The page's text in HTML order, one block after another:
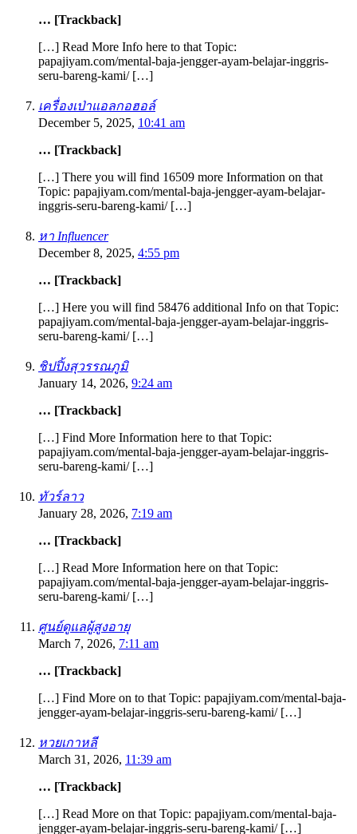
… [Trackback]
[…] Read More Info here to that Topic:
papajiyam.com/mental-baja-jengger-ayam-belajar-inggris-
seru-bareng-kami/ […]
เครื่องเป่าแอลกอฮอล์
December 5, 2025, 10:41 am
… [Trackback]
[…] There you will find 16509 more Information on that
Topic: papajiyam.com/mental-baja-jengger-ayam-belajar-
inggris-seru-bareng-kami/ […]
หา Influencer
December 8, 2025, 4:55 pm
… [Trackback]
[…] Here you will find 58476 additional Info on that Topic:
papajiyam.com/mental-baja-jengger-ayam-belajar-inggris-
seru-bareng-kami/ […]
ชิปปิ้งสุวรรณภูมิ
January 14, 2026, 9:24 am
… [Trackback]
[…] Find More Information here to that Topic:
papajiyam.com/mental-baja-jengger-ayam-belajar-inggris-
seru-bareng-kami/ […]
ทัวร์ลาว
January 28, 2026, 7:19 am
… [Trackback]
[…] Read More Information here on that Topic:
papajiyam.com/mental-baja-jengger-ayam-belajar-inggris-
seru-bareng-kami/ […]
ศูนย์ดูแลผู้สูงอายุ
March 7, 2026, 7:11 am
… [Trackback]
[…] Find More on to that Topic: papajiyam.com/mental-baja-
jengger-ayam-belajar-inggris-seru-bareng-kami/ […]
หวยเกาหลี
March 31, 2026, 11:39 am
… [Trackback]
[…] Read More on that Topic: papajiyam.com/mental-baja-
jengger-ayam-belajar-inggris-seru-bareng-kami/ […]